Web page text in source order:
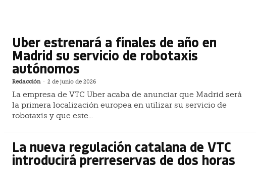
Uber estrenará a finales de año en
Madrid su servicio de robotaxis
autónomos
Redacción - 2 de junio de 2026
La empresa de VTC Uber acaba de anunciar que Madrid será
la primera localización europea en utilizar su servicio de
robotaxis y que este...
La nueva regulación catalana de VTC
introducirá prerreservas de dos horas